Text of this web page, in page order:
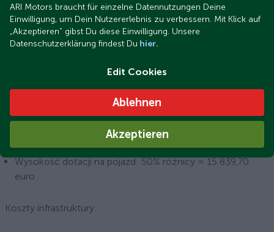
Koszty pojazdu:
(akumulator LifePo4): 27 559,80 euro każdy
Całkowite koszty: 82 679,40 EUR
Koszty pojazdu referencyjnego (Fiat Doblo): od 17 000
euro
Całkowite koszty: 51 000 EUR
Różnica: 31 679,40 euro
Wysokość dotacji na pojazd: 50% różnicy = 15 839,70
euro
Koszty infrastruktury:
ARI Motors braucht für einzelne Datennutzungen Deine
Einwilligung, um Dein Nutzererlebnis zu verbessern. Mit Klick auf
„Akzeptieren“ gibst Du diese Einwilligung. Unsere
Datenschutzerklärung findest Du hier.
Edit Cookies
Ablehnen
Akzeptieren